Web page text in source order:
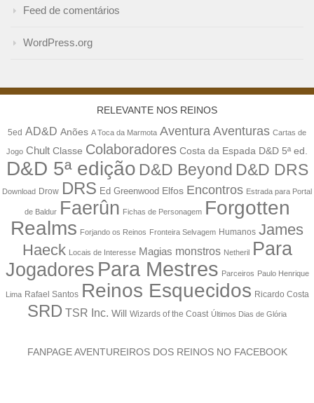
Feed de comentários
WordPress.org
RELEVANTE NOS REINOS
5ed AD&D Anões A Toca da Marmota Aventura Aventuras Cartas de
Jogo Chult Classe Colaboradores Costa da Espada D&D 5ª ed.
D&D 5ª edição D&D Beyond D&D DRS
Download Drow DRS Ed Greenwood Elfos Encontros Estrada para Portal
de Baldur Faerûn Fichas de Personagem Forgotten
Realms Forjando os Reinos Fronteira Selvagem Humanos James
Haeck Locais de Interesse Magias monstros Netheril
Para
Jogadores Para Mestres Parceiros Paulo Henrique
Lima Rafael Santos Reinos Esquecidos Ricardo Costa
SRD TSR Inc. Will Wizards of the Coast Últimos Dias de Glória
FANPAGE AVENTUREIROS DOS REINOS NO FACEBOOK